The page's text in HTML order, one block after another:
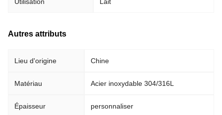
Autres attributs
Lieu d'origine Chine
Matériau Acier inoxydable 304/316L
Épaisseur personnaliser